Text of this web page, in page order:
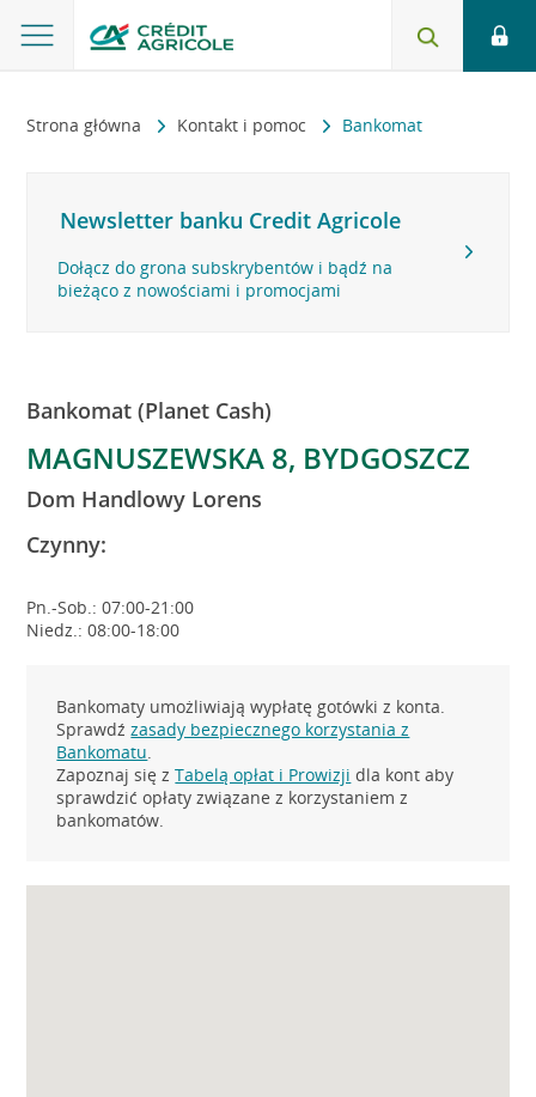
Strona główna Kontakt i pomoc Bankomat
Newsletter banku Credit Agricole
Dołącz do grona subskrybentów i bądź na
bieżąco z nowościami i promocjami
Bankomat (Planet Cash)
MAGNUSZEWSKA 8, BYDGOSZCZ
Dom Handlowy Lorens
Czynny:
Pn.-Sob.: 07:00-21:00
Niedz.: 08:00-18:00
Bankomaty umożliwiają wypłatę gotówki z konta.
Sprawdźzasady bezpiecznego korzystania z
Bankomatu.
Zapoznaj się zTabelą opłat i Prowizji dla kont aby
sprawdzić opłaty związane z korzystaniem z
bankomatów.